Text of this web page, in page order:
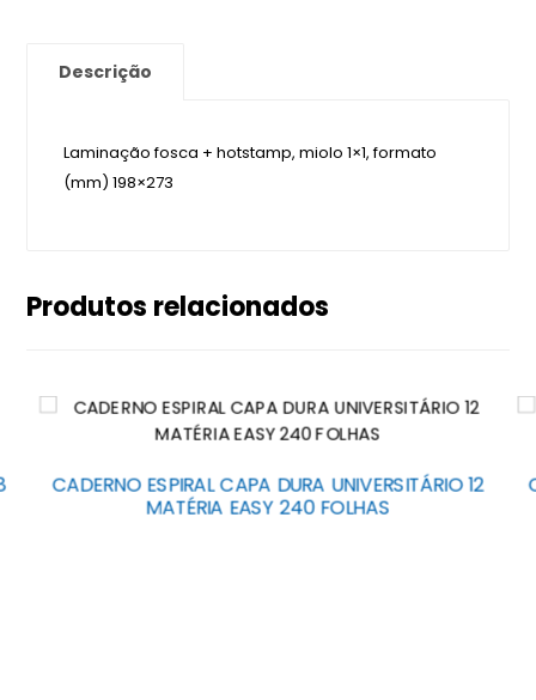
Descrição
Laminação fosca + hotstamp, miolo 1×1, formato
(mm) 198×273
Produtos relacionados
CADERNO ESPIRAL CAPA DURA UNIVERSITÁRIO 12
MATÉRIA EASY 240 FOLHAS